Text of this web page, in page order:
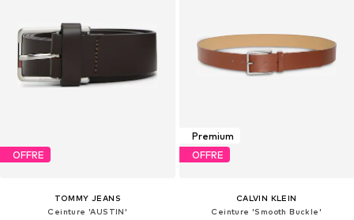
OFFRE
TOMMY JEANS
Ceinture 'AUSTIN'
Premium
OFFRE
CALVIN KLEIN
Ceinture 'Smooth Buckle'